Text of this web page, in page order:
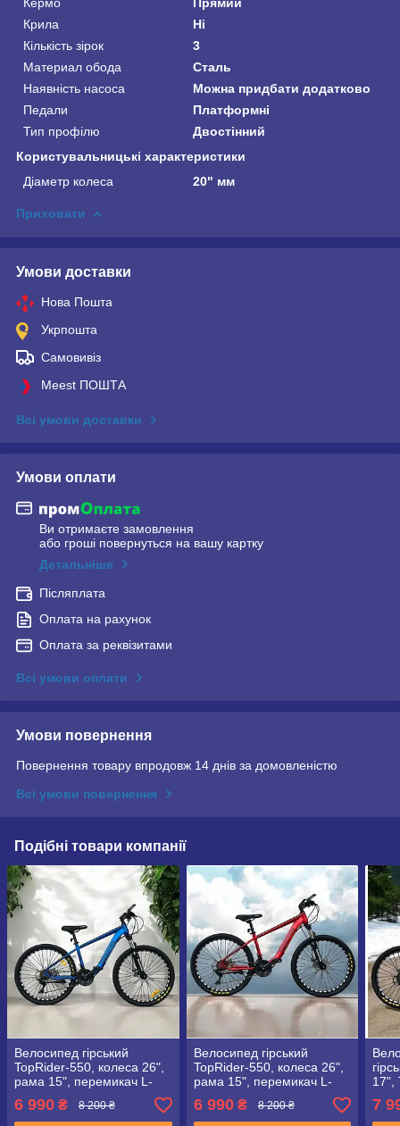
Крила
Ні
Кількість зірок
3
Материал обода
Сталь
Наявність насоса
Можна придбати додатково
Педали
Платформні
Тип профілю
Двостінний
Користувальницькі характеристики
Діаметр колеса
20" мм
Приховати
Умови доставки
Нова Пошта
Укрпошта
Самовивіз
Meest ПОШТА
Всі умови доставки
Умови оплати
Ви отримаєте замовлення
або гроші повернуться на вашу картку
Детальніше
Післяплата
Оплата на рахунок
Оплата за реквізитами
Всі умови оплати
Умови повернення
Повернення товару впродовж 14 днів за домовленістю
Всі умови повернення
Подібні товари компанії
Велосипед гірський
TopRider-550, колеса 26",
рама 15", перемикач L-
6 990 ₴ 8 200 ₴
Велосипед гірський
TopRider-550, колеса 26",
рама 15", перемикач L-
6 990₴ 8 200 ₴
17",
7